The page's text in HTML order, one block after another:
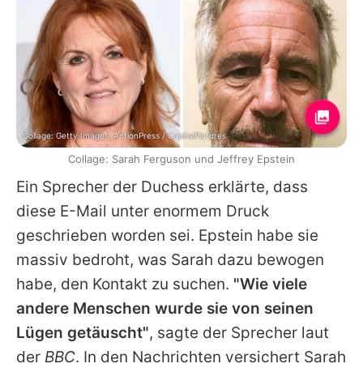
Ein Sprecher der Duchess erklärte, dass
diese E-Mail unter enormem Druck
geschrieben worden sei. Epstein habe sie
massiv bedroht, was Sarah dazu bewogen
habe, den Kontakt zu suchen. "Wie viele
andere Menschen wurde sie von seinen
Lügen getäuscht", sagte der Sprecher laut
der BBC. In den Nachrichten versichert Sarah
Collage: Getty Images, ActionPress / CapitalPictures
Collage: Sarah Ferguson und Jeffrey Epstein